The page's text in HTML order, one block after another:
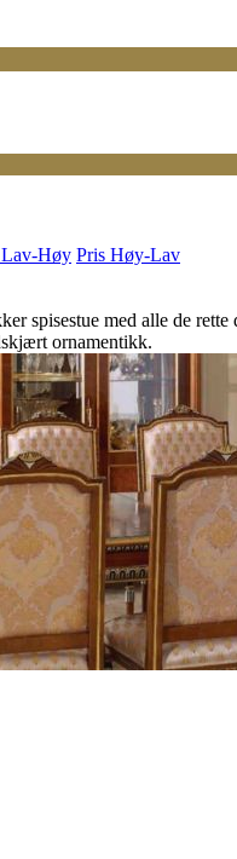
Høy Pris Høy-Lav
spisestue med alle de
ornamentikk.